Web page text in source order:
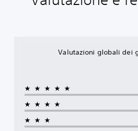
Valutazioni globali dei
★★★★★
★★★★
★★★